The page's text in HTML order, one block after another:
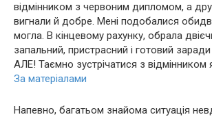
відмінником з червоним дипломом, а
вигнали й добре. Мені подобалися
могла. В кінцевому рахунку, обрала
запальний, пpиcтрacний і готовий
АЛЕ! Таємно зустрічатися з відмінником
За матеріалами
Напевно, багатьом знайома ситуація